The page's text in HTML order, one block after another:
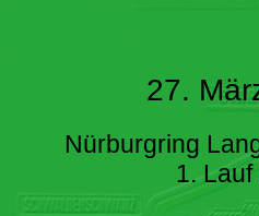
27.
Nürburgring
1. Lauf